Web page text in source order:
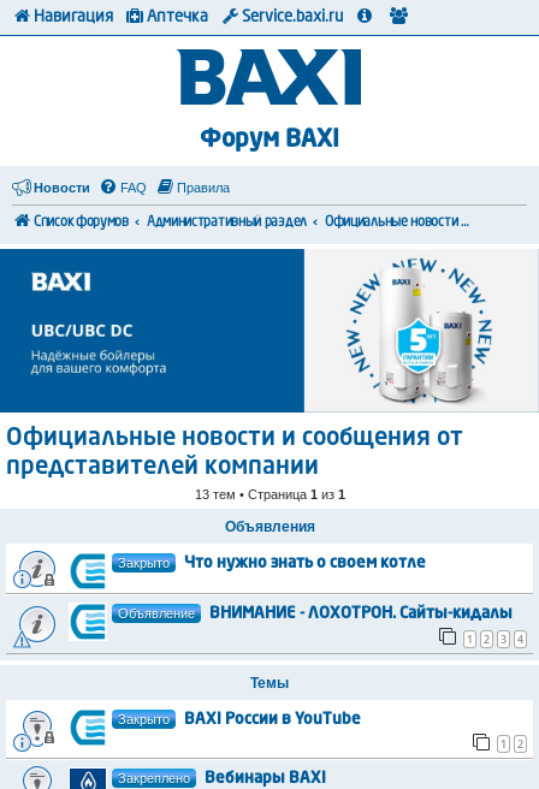
Форум BAXI
Новости FAQ Правила
Список форумов Административный раздел Официальные новости и сообщения от представителей компании
Официальные новости и сообщения от
представителей компании
13 тем • Страница 1 из 1
Объявления
Закрыто Что нужно знать о своем котле
Объявление
ВНИМАНИЕ - ЛОХОТРОН. Сайты-кидалы
1
2 3 4
Темы
Закрыто
BAXI России в YouTube
1
2
Закреплено Вебинары BAXI
Навигация Аптечка Service.baxi.ru